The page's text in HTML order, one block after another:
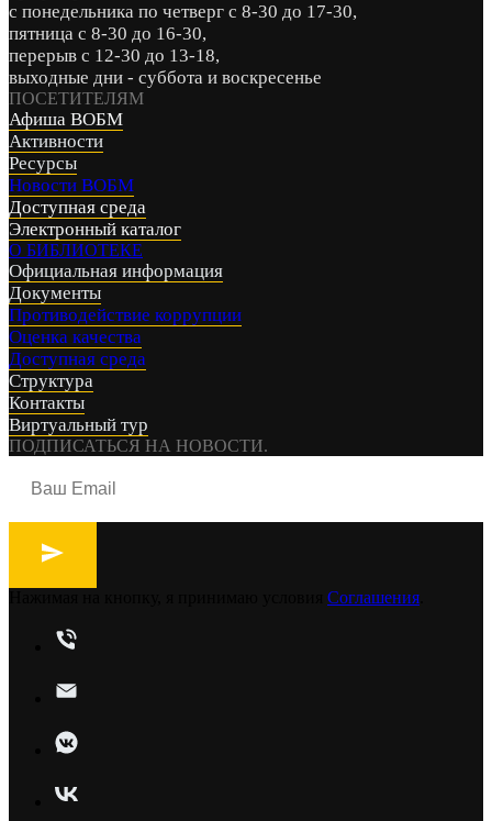
с понедельника по четверг с 8-30 до 17-30,
пятница с 8-30 до 16-30,
перерыв с 12-30 до 13-18,
выходные дни - суббота и воскресенье
ПОСЕТИТЕЛЯМ
Афиша ВОБМ
Активности
Ресурсы
Новости ВОБМ
Доступная среда
Электронный каталог
О БИБЛИОТЕКЕ
Официальная информация
Документы
Противодействие коррупции
Оценка качества
Доступная среда
Структура
Контакты
Виртуальный тур
ПОДПИСАТЬСЯ НА НОВОСТИ.
Соглашения